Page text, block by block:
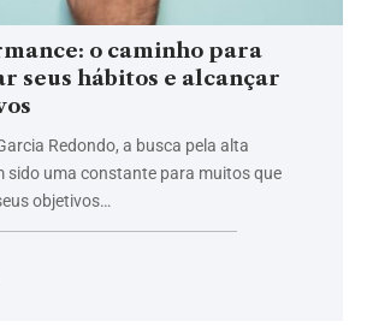
o caminho para
seus hábitos e alcançar
Redondo, a busca pela alta
sido uma constante para muitos que
objetivos…